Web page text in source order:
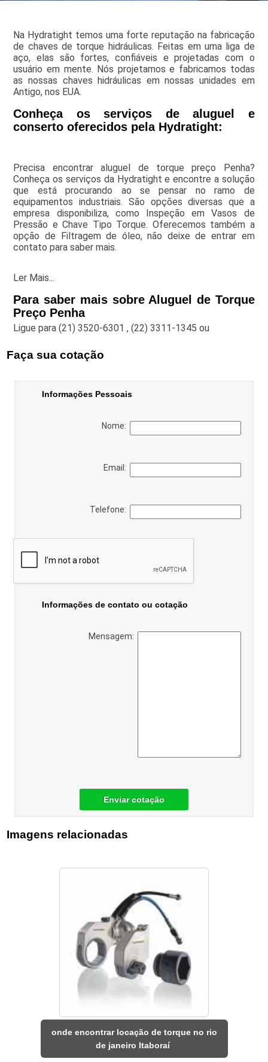
Na Hydratight temos uma forte reputação na fabricação
de chaves de torque hidráulicas. Feitas em uma liga de
aço, elas são fortes, confiáveis e projetadas com o
usuário em mente. Nós projetamos e fabricamos todas
as nossas chaves hidráulicas em nossas unidades em
Antigo, nos EUA.
Conheça os serviços de aluguel e
conserto oferecidos pela Hydratight:
Precisa encontrar aluguel de torque preço Penha?
Conheça os serviços da Hydratight e encontre a solução
que está procurando ao se pensar no ramo de
equipamentos industriais. São opções diversas que a
empresa disponibiliza, como Inspeção em Vasos de
Pressão e Chave Tipo Torque. Oferecemos também a
opção de Filtragem de óleo, não deixe de entrar em
contato para saber mais.
Ler Mais...
Para saber mais sobre Aluguel de Torque
Preço Penha
Ligue para(21) 3520-6301 ,(22) 3311-1345 ou
Faça sua cotação
Informações Pessoais
Nome:
Email:
Telefone:
Informações de contato ou cotação
Mensagem:
Enviar cotação
Imagens relacionadas
onde encontrar locação de torque no rio
de janeiro Itaboraí